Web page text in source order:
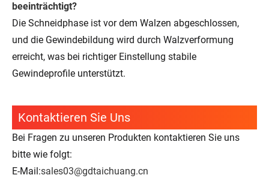
beeinträchtigt?
Die Schneidphase ist vor dem Walzen abgeschlossen,
und die Gewindebildung wird durch Walzverformung
erreicht, was bei richtiger Einstellung stabile
Gewindeprofile unterstützt.
Kontaktieren Sie Uns
Bei Fragen zu unseren Produkten kontaktieren Sie uns
bitte wie folgt:
E-Mail:sales03@gdtaichuang.cn